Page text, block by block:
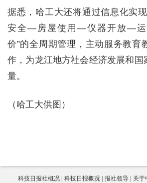
据悉，哈工大还将通过信息化实
安全—房屋使用—仪器开放—
价”的全周期管理，主动服务教育
作，为龙江地方社会经济发展和国
量。
（哈工大供图）
科技日报社概况 科技日报概况 报社领导 关于